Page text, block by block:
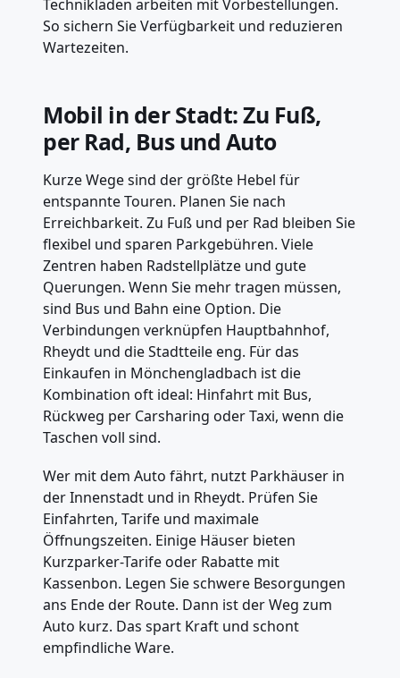
Technikläden arbeiten mit Vorbestellungen.
So sichern Sie Verfügbarkeit und reduzieren
Wartezeiten.
Mobil in der Stadt: Zu Fuß,
per Rad, Bus und Auto
Kurze Wege sind der größte Hebel für
entspannte Touren. Planen Sie nach
Erreichbarkeit. Zu Fuß und per Rad bleiben Sie
flexibel und sparen Parkgebühren. Viele
Zentren haben Radstellplätze und gute
Querungen. Wenn Sie mehr tragen müssen,
sind Bus und Bahn eine Option. Die
Verbindungen verknüpfen Hauptbahnhof,
Rheydt und die Stadtteile eng. Für das
Einkaufen in Mönchengladbach ist die
Kombination oft ideal: Hinfahrt mit Bus,
Rückweg per Carsharing oder Taxi, wenn die
Taschen voll sind.
Wer mit dem Auto fährt, nutzt Parkhäuser in
der Innenstadt und in Rheydt. Prüfen Sie
Einfahrten, Tarife und maximale
Öffnungszeiten. Einige Häuser bieten
Kurzparker-Tarife oder Rabatte mit
Kassenbon. Legen Sie schwere Besorgungen
ans Ende der Route. Dann ist der Weg zum
Auto kurz. Das spart Kraft und schont
empfindliche Ware.